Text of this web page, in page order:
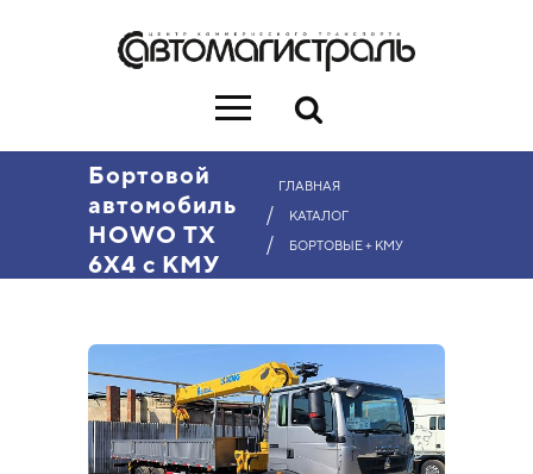
Бортовой
автомобиль
HOWO ТХ
6X4 с КМУ
ГЛАВНАЯ
/ КАТАЛОГ
/ БОРТОВЫЕ + КМУ